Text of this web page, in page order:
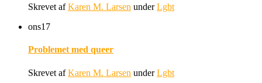
Skrevet afKaren M. Larsen underLgbt
ons17
Problemet med queer
Skrevet afKaren M. Larsen underLgbt